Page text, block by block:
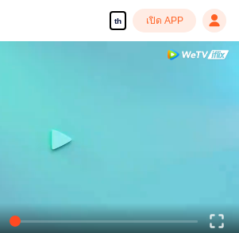
th เปิด APP